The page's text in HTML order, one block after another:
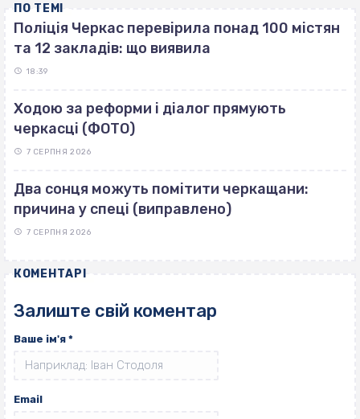
ПО ТЕМІ
Поліція Черкас перевірила понад 100 містян
та 12 закладів: що виявила
18:39
Ходою за реформи і діалог прямують
черкасці (ФОТО)
7 СЕРПНЯ 2026
Два сонця можуть помітити черкащани:
причина у спеці (виправлено)
7 СЕРПНЯ 2026
КОМЕНТАРІ
Залиште свій коментар
Ваше ім'я *
Email